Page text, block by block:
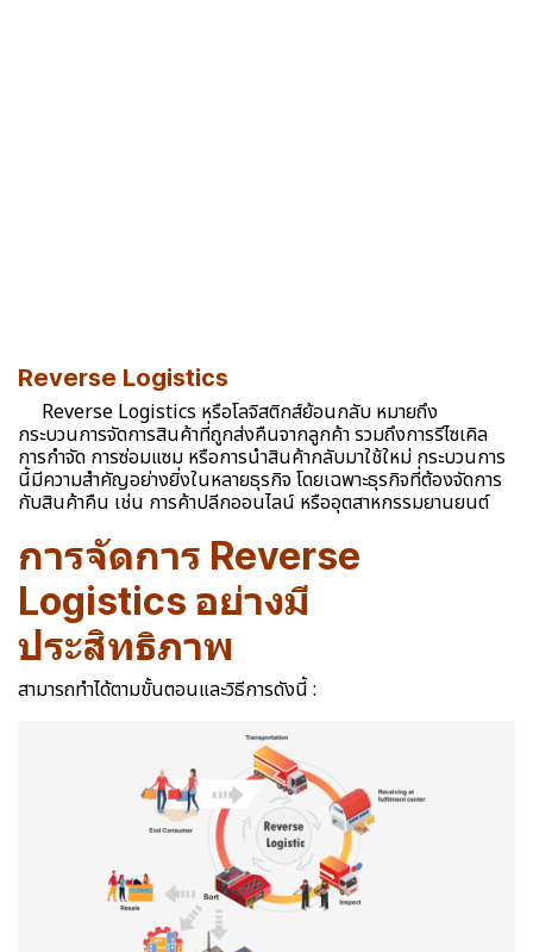
Reverse Logistics
Reverse Logistics หรือโลจิสติกส์ย้อนกลับ หมายถึง
กระบวนการจัดการสินค้าที่ถูกส่งคืนจากลูกค้า รวมถึงการรีไซเคิล
การกำจัด การซ่อมแซม หรือการนำสินค้ากลับมาใช้ใหม่ กระบวนการ
นี้มีความสำคัญอย่างยิ่งในหลายธุรกิจ โดยเฉพาะธุรกิจที่ต้องจัดการ
กับสินค้าคืน เช่น การค้าปลีกออนไลน์ หรืออุตสาหกรรมยานยนต์
การจัดการ Reverse
Logistics อย่างมี
ประสิทธิภาพ
สามารถทำได้ตามขั้นตอนและวิธีการดังนี้ :